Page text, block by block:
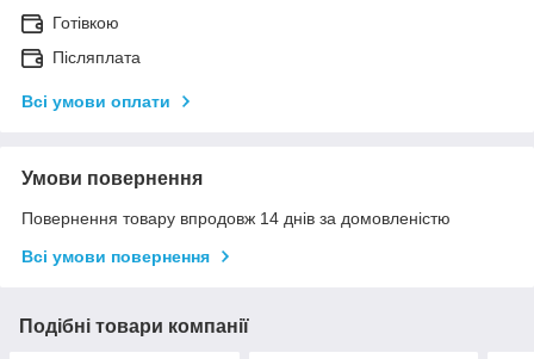
Готівкою
Післяплата
Всі умови оплати
Умови повернення
Повернення товару впродовж 14 днів за домовленістю
Всі умови повернення
Подібні товари компанії